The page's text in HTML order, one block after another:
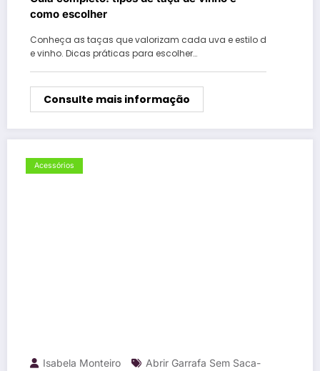
como escolher
Conheça as taças que valorizam cada uva e estilo d
e vinho. Dicas práticas para escolher…
Consulte mais informação
Acessórios
Isabela Monteiro
Abrir Garrafa Sem Saca-